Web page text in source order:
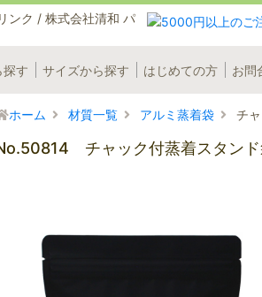
探す サイズから探す はじめての方 お問
ホーム 材質一覧 アルミ蒸着袋 チ
チャック付蒸着スタン